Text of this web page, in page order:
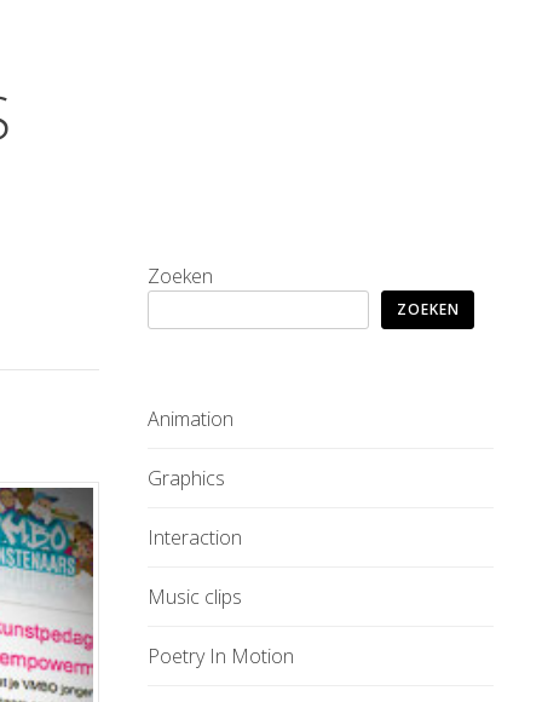
Zoeken
ZOEKEN
Animation
Graphics
Interaction
Music clips
Poetry In Motion